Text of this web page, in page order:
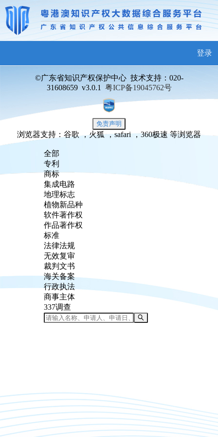
登录
全部
专利
商标
集成电路
地理标志
植物新品种
软件著作权
作品著作权
标准
法律法规
无效复审
裁判文书
海关备案
行政执法
商事主体
337调查
©广东省知识产权保护中心 技术支持：020-
31608659 v3.0.1 粤ICP备19045762号
免责声明
浏览器支持：谷歌 ，火狐 ，safari ，360极速 等浏览器